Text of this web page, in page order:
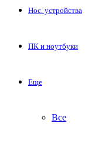
Нос. устройства
ПК и ноутбуки
Еще
Все